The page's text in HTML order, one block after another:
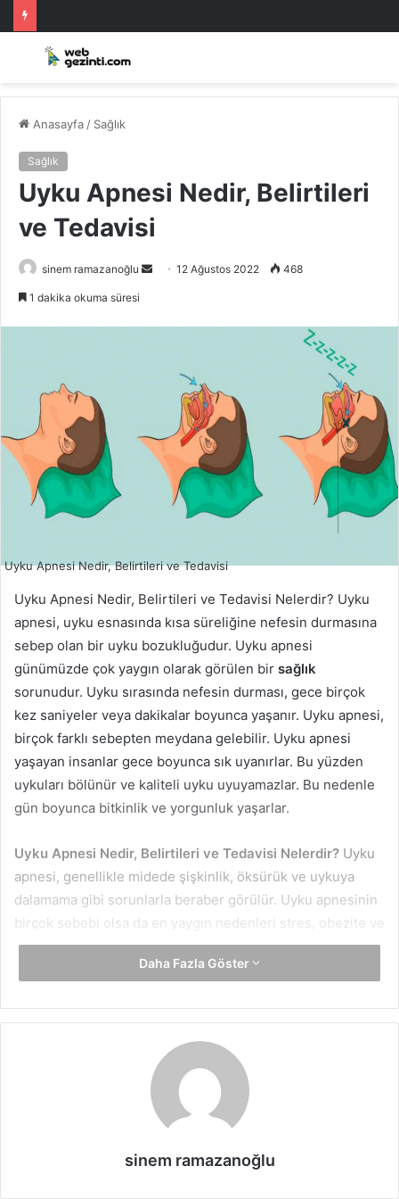
Anasayfa / Sağlık
Sağlık
Uyku Apnesi Nedir, Belirtileri
ve Tedavisi
sinem ramazanoğlu
Bir
12 Ağustos 2022 468
1 dakika okuma süresi
Uyku Apnesi Nedir, Belirtileri ve Tedavisi
Uyku Apnesi Nedir, Belirtileri ve Tedavisi Nelerdir? Uyku
apnesi, uyku esnasında kısa süreliğine nefesin durmasına
sebep olan bir uyku bozukluğudur. Uyku apnesi
günümüzde çok yaygın olarak görülen bir sağlık
sorunudur. Uyku sırasında nefesin durması, gece birçok
kez saniyeler veya dakikalar boyunca yaşanır. Uyku apnesi,
birçok farklı sebepten meydana gelebilir. Uyku apnesi
yaşayan insanlar gece boyunca sık uyanırlar. Bu yüzden
uykuları bölünür ve kaliteli uyku uyuyamazlar. Bu nedenle
gün boyunca bitkinlik ve yorgunluk yaşarlar.
Uyku Apnesi Nedir, Belirtileri ve Tedavisi Nelerdir? Uyku
apnesi, genellikle midede şişkinlik, öksürük ve uykuya
dalamama gibi sorunlarla beraber görülür. Uyku apnesinin
birçok sebebi olsa da en yaygın nedenleri stres, obezite ve
genetik faktörlerdir. Uyku apnesi başlı başına bir hastalık
değildir. Bu sorun daha çok birsağlık sorununun
Uyku Apnesi Nedir
Uyku apnesinin bir diğer adı obstrüktif uyku apnesidir.
süreliğine bloke olmasından kaynaklanır. Hava yolları bloke
Daha Fazla Göster
sinem ramazanoğlu